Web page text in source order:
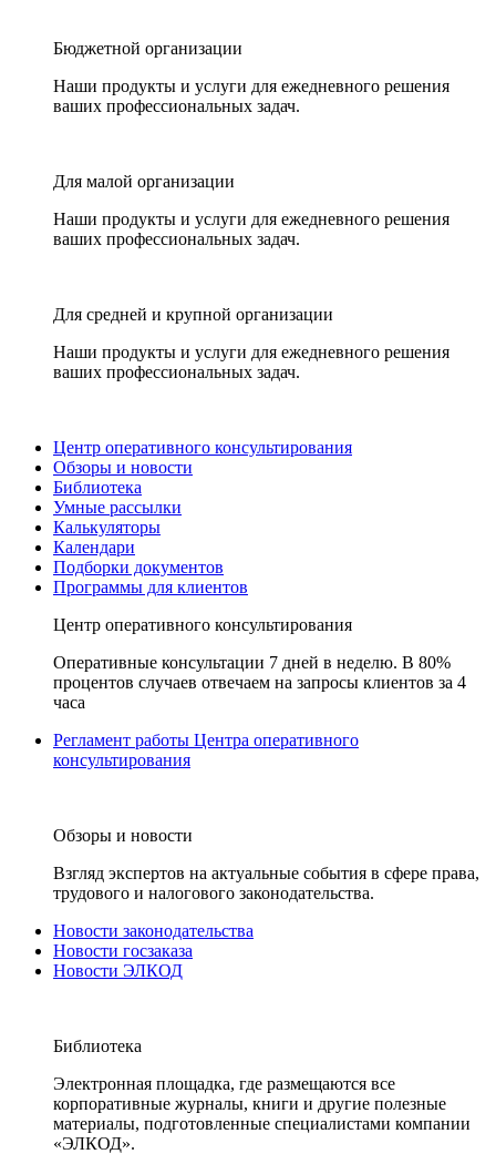
Бюджетной организации
Наши продукты и услуги для ежедневного решения
ваших профессиональных задач.
Для малой организации
Наши продукты и услуги для ежедневного решения
ваших профессиональных задач.
Для средней и крупной организации
Наши продукты и услуги для ежедневного решения
ваших профессиональных задач.
Центр оперативного консультирования
Обзоры и новости
Библиотека
Умные рассылки
Калькуляторы
Календари
Подборки документов
Программы для клиентов
Центр оперативного консультирования
Оперативные консультации 7 дней в неделю. В 80%
процентов случаев отвечаем на запросы клиентов за 4
часа
Регламент работы Центра оперативного
консультирования
Обзоры и новости
Взгляд экспертов на актуальные события в сфере права,
трудового и налогового законодательства.
Новости законодательства
Новости госзаказа
Новости ЭЛКОД
Библиотека
Электронная площадка, где размещаются все
корпоративные журналы, книги и другие полезные
материалы, подготовленные специалистами компании
«ЭЛКОД».